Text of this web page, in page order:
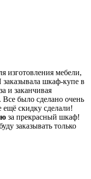
изготовления мебели,
шкаф-купе в
и заканчивая
было сделано очень
скидку сделали!
за прекрасный шкаф!
заказывать только